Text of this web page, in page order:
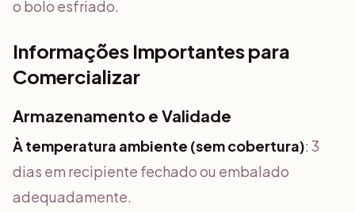
o bolo esfriado.
Informações Importantes para
Comercializar
Armazenamento e Validade
À temperatura ambiente (sem cobertura): 3
dias em recipiente fechado ou embalado
adequadamente.